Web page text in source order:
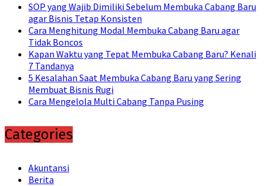
SOP yang Wajib Dimiliki Sebelum Membuka Cabang Baru
agar Bisnis Tetap Konsisten
Cara Menghitung Modal Membuka Cabang Baru agar
Tidak Boncos
Kapan Waktu yang Tepat Membuka Cabang Baru? Kenali
7 Tandanya
5 Kesalahan Saat Membuka Cabang Baru yang Sering
Membuat Bisnis Rugi
Cara Mengelola Multi Cabang Tanpa Pusing
Categories
Akuntansi
Berita